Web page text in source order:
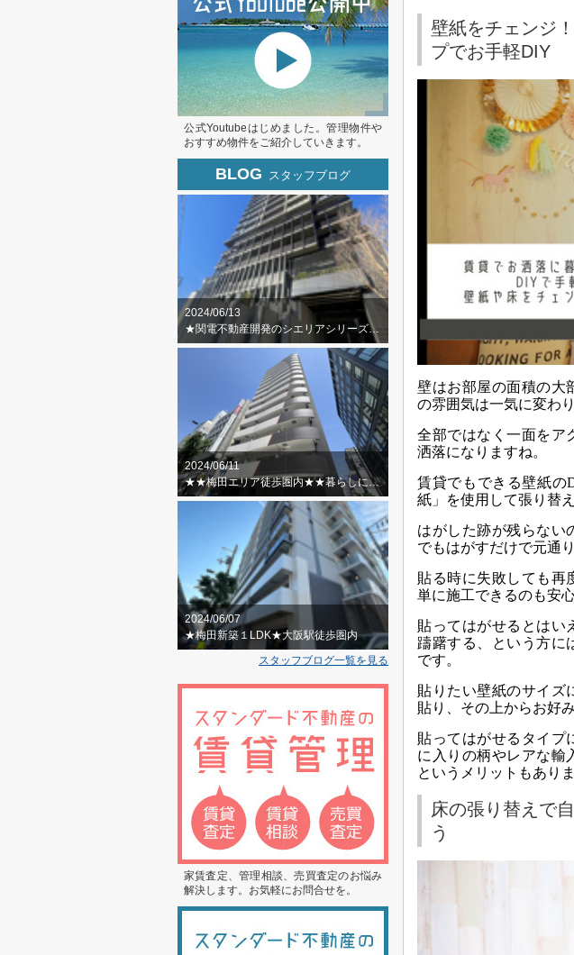
壁紙をチェンジ
プでお手軽DIY
壁はお部屋の面積の大
の雰囲気は一気に変わり
全部ではなく一面をア
洒落になりますね。
賃貸でもできる壁紙の
紙」を使用して張り替
はがした跡が残らない
でもはがすだけで元通
貼る時に失敗しても再
単に施工できるのも安心
貼ってはがせるとはい
躊躇する、という方に
です。
貼りたい壁紙のサイズ
貼り、その上からお好
貼ってはがせるタイプ
に入りの柄やレアな輸
というメリットもありま
床の張り替えで
う
公式Youtubeはじめました。管理物件や
おすすめ物件をご紹介していきます。
BLOG スタッフブログ
2024/06/13
★関電不動産開発のシエリアシリーズ★スカイラウンジ・ゲストルーム
2024/06/11
★★梅田エリア徒歩圏内★★暮らしに便利な周辺環境
2024/06/07
★梅田新築１LDK★大阪駅徒歩圏内
スタッフブログ一覧を見る
家賃査定、管理相談、売買査定のお悩み
解決します。お気軽にお問合せを。